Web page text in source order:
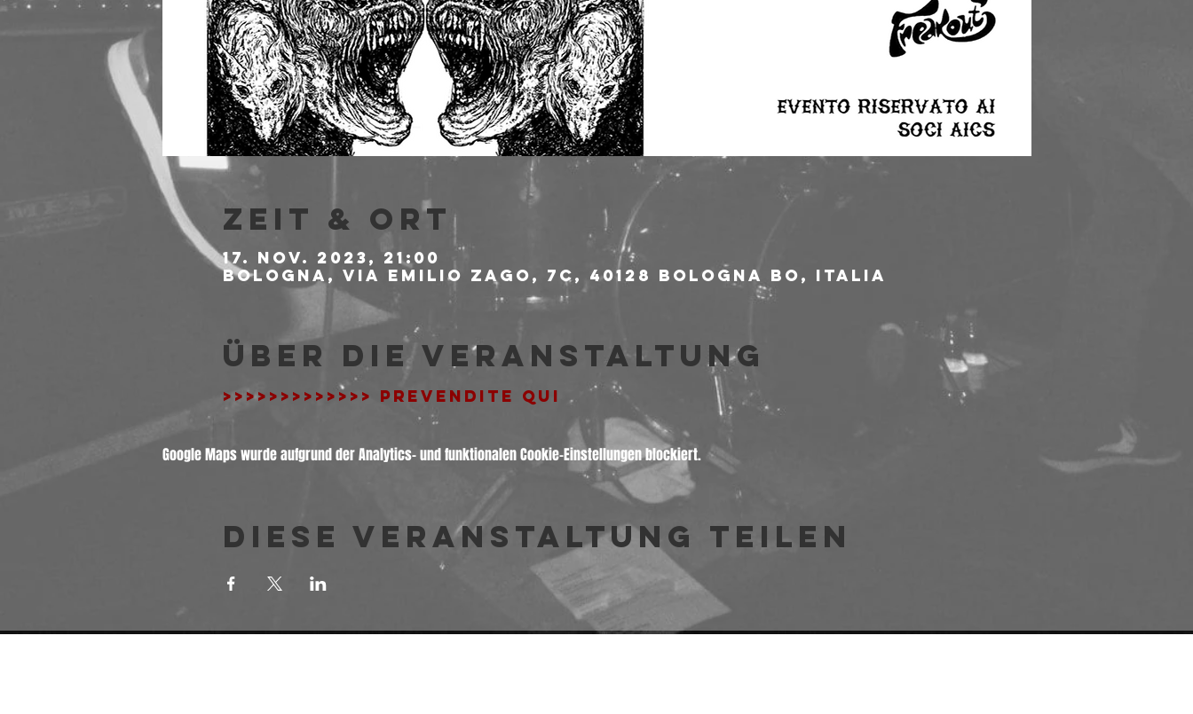
Zeit & Ort
17. Nov. 2023, 21:00
Bologna, Via Emilio Zago, 7c, 40128 Bologna BO, Italia
Über die Veranstaltung
>>>>>>>>>>>>> PREVENDITE QUI
Google Maps wurde aufgrund der Analytics- und funktionalen Cookie-Einstellungen blockiert.
Diese Veranstaltung teilen